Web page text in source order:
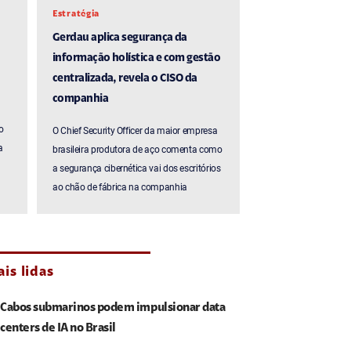
Estratégia
Gerdau aplica segurança da
informação holística e com gestão
centralizada, revela o CISO da
companhia
O Chief Security Officer da maior empresa
brasileira produtora de aço comenta como
a segurança cibernética vai dos escritórios
ao chão de fábrica na companhia
lidas
Cabos submarinos podem impulsionar data
centers de IA no Brasil